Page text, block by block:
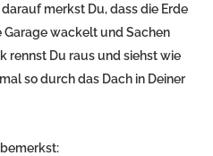
merkst Du, dass die Erde
Garage wackelt und Sachen
rennst Du raus und siehst wie
so durch das Dach in Deiner